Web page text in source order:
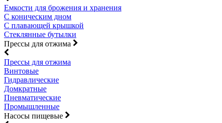
Емкости для брожения и хранения
С коническим дном
С плавающей крышкой
Стеклянные бутылки
Прессы для отжима
Прессы для отжима
Винтовые
Гидравлические
Домкратные
Пневматические
Промышленные
Насосы пищевые